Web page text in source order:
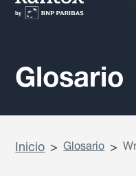
Glosario
Inicio > Glosario >